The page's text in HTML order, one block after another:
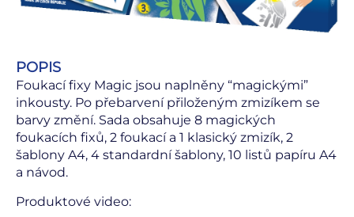
POPIS
Foukací fixy Magic jsou naplněny “magickými”
inkousty. Po přebarvení přiloženým zmizíkem se
barvy změní. Sada obsahuje 8 magických
foukacích fixů, 2 foukací a 1 klasický zmizík, 2
šablony A4, 4 standardní šablony, 10 listů papíru A4
a návod.
Produktové video: